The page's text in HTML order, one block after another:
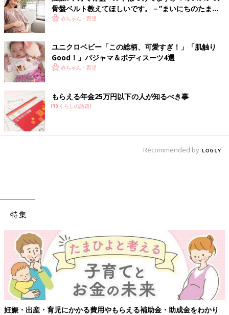
骨盤ベルト教えてほしいです。－”まいにちのたまひ
よ”の体験談
赤ちゃん・育児
ユニクロベビー「この総柄、可愛すぎ！」「肌触り
Good！」パジャマ＆ボディスーツ4選
赤ちゃん・育児
もらえる年金25万円以下の人が知るべき事
PR(くらしの話題)
Recommended by
特集
らえる補助金・助成金をわかり 【ワクチン接種できるものも】